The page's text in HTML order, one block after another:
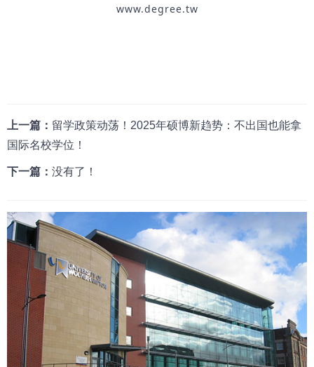
www.degree.tw
上一篇： 留学政策动荡！2025年硕博新趋势：不出国也能拿
国际名校学位！
下一篇： 没有了！